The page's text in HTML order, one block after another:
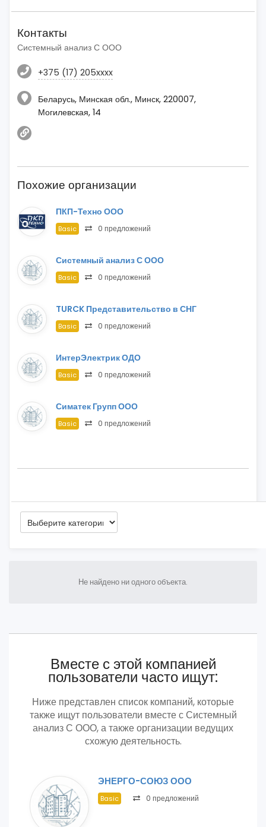
Контакты
Системный анализ С ООО
+375 (17) 205xxxx
Беларусь, Минская обл., Минск, 220007,
Могилевская, 14
Похожие организации
ПКП-Техно ООО
Basic 0 предложений
Системный анализ С ООО
Basic 0 предложений
TURCK Представительство в СНГ
Basic 0 предложений
ИнтерЭлектрик ОДО
Basic 0 предложений
Симатек Групп ООО
Basic 0 предложений
Не найдено ни одного объекта.
Вместе с этой компанией
пользователи часто ищут:
Ниже представлен список компаний, которые
также ищут пользователи вместе с Системный
анализ С ООО, а также организации ведущих
схожую деятельность.
ЭНЕРГО-СОЮЗ ООО
Basic 0 предложений